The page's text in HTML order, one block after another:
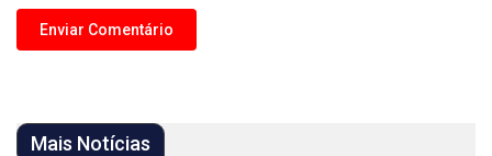
Mais Notícias